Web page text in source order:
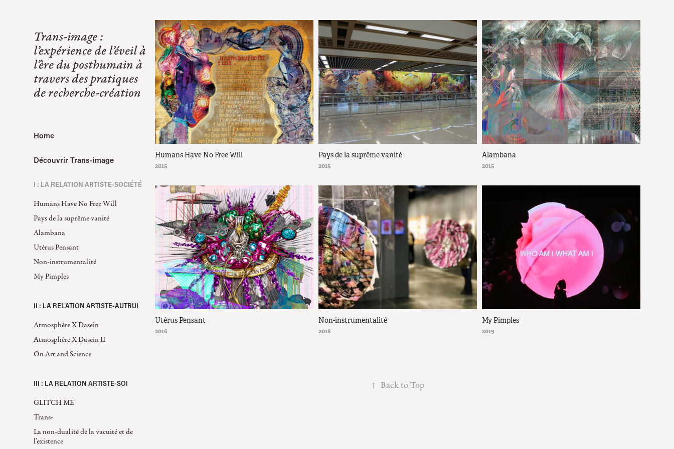
Trans-image :
l’expérience de l’éveil à
l’ère du posthumain à
travers des pratiques
de recherche-création
Home
Découvrir Trans-image
I : LA RELATION ARTISTE-SOCIÉTÉ
Humans Have No Free Will
Pays de la suprême vanité
Alambana
Utérus Pensant
Non-instrumentalité
My Pimples
II : LA RELATION ARTISTE-AUTRUI
Atmosphère X Dasein
Atmosphère X Dasein II
On Art and Science
III : LA RELATION ARTISTE-SOI
GLITCH ME
Trans-
La non-dualité de la vacuité et de
l’existence
Humans Have No Free Will
2015
Pays de la suprême vanité
2015
Alambana
2015
Utérus Pensant
2016
Non-instrumentalité
2018
My Pimples
2019
↑ Back to Top